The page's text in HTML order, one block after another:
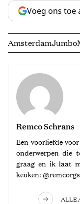
Voeg ons toe
AmsterdamJumbo
Remco Schrans
Een voorliefde
onderwerpen die
graag en ik laat
keuken:
ALLE